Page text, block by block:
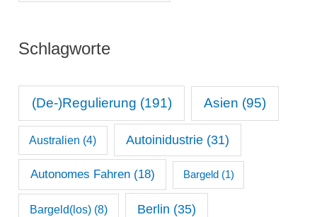
n
o
a
a
h
Schlagworte
(De-)Regulierung (191) Asien (95)
Australien (4) Autoinidustrie(31)
Autonomes Fahren(18) Bargeld(1)
Bargeld(los)(8) Berlin (35)